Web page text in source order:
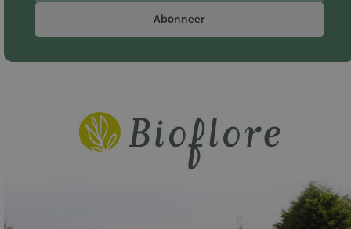
Abonneer